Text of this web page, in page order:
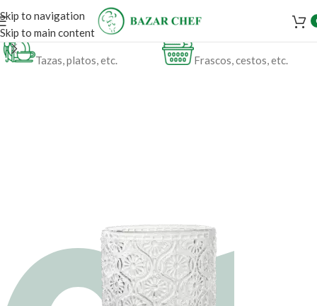
Skip to navigation
Skip to main content
VAJILLA
Tazas, platos, etc. Frascos, cestos, etc.